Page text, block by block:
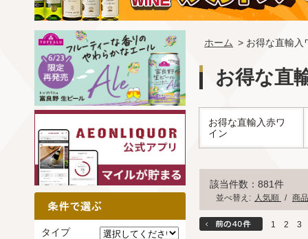
ホーム > お得な直輸入
お得な直
お得な直輸入赤ワ
イン
該当件数：881件
並べ替え: 人気順 / 商
1 2 3
タイプ